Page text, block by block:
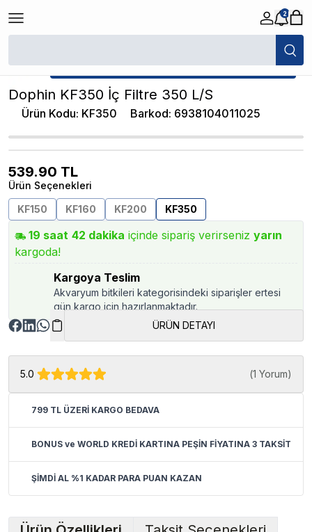
2
/
★ Atakan Petshop, Dophin yetkili satıcısıdır.
Dophin KF350 İç Filtre 350 L/S
Ürün Kodu: KF350 Barkod: 6938104011025
539.90 TL
Ürün Seçenekleri
KF150
KF160 KF200 KF350
19 saat 42 dakika içinde sipariş verirseniz yarın
kargoda!
Kargoya Teslim
Akvaryum bitkileri kategorisindeki siparişler ertesi
gün kargo için hazırlanmaktadır.
ÜRÜN DETAYI
5.0 (1 Yorum)
799 TL ÜZERİ KARGO BEDAVA
BONUS ve WORLD KREDİ KARTINA PEŞİN FİYATINA 3 TAKSİT
ŞİMDİ AL %1 KADAR PARA PUAN KAZAN